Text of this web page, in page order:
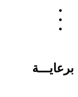
برعايـــة